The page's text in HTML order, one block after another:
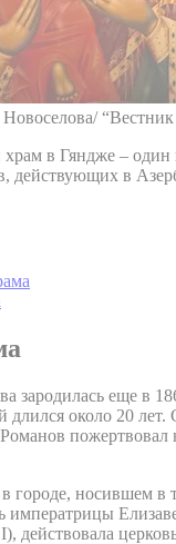
“Вестник
в Гяндже – один
действующих в
зародилась еще в
длился около 20
пожертвовал
городе, носившем в
императрицы